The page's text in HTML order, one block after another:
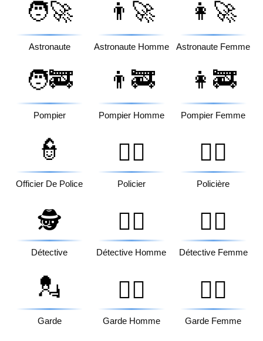
🧑‍🚀
Astronaute
👨‍🚀
Astronaute Homme
👩‍🚀
Astronaute Femme
🧑‍🚒
Pompier
👨‍🚒
Pompier Homme
👩‍🚒
Pompier Femme
👮
Officier De Police
👮‍♂️
Policier
👮‍♀️
Policière
🕵️
Détective
🕵️‍♂️
Détective Homme
🕵️‍♀️
Détective Femme
💂
Garde
💂‍♂️
Garde Homme
💂‍♀️
Garde Femme